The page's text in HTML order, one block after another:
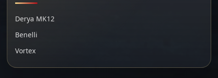
Derya MK12
Benelli
Vortex